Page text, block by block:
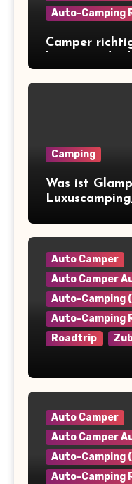
Auto-Camping
Camper
Winterpause
Camping
Was ist
Auto Camper
Auto Camper
Auto-Camping
Auto-Camping
Roadtrip
Auto Camper
Auto Camper
Auto-Camping
Auto-Camping